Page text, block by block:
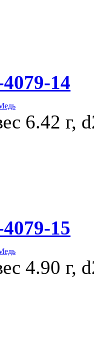
14
6.42 г,
15
4.90 г,